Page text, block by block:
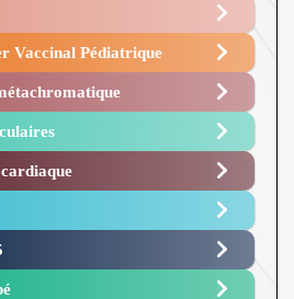
Vaccinal Pédiatrique